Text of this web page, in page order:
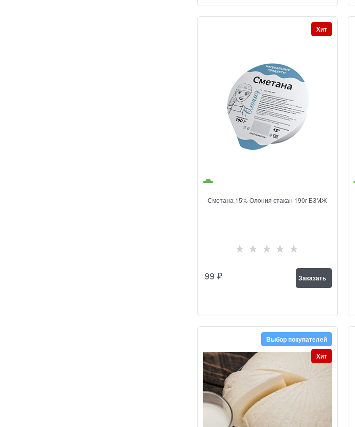
Сметана 15% Олония стакан 190г БЗМЖ
Хит
99 ₽ Заказать
Выбор покупателей
Хит